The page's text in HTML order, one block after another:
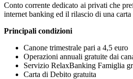
Conto corrente dedicato ai privati che
internet banking ed il rilascio di una carta
Principali condizioni
Canone trimestrale pari a 4,5 euro
Operazioni annuali gratuite dai
Servizio RelaxBanking Famiglia
Carta di Debito gratuita